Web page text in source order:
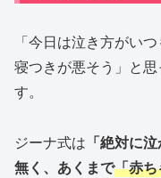
「今日は泣き方がい
寝つきが悪そう」と
す。
ジーナ式は 「絶対に
無く、あくまで「赤